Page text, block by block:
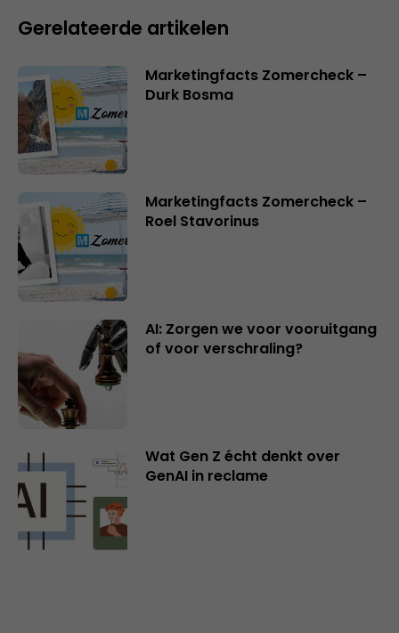
Gerelateerde artikelen
Marketingfacts Zomercheck –
Durk Bosma
Marketingfacts Zomercheck –
Roel Stavorinus
AI: Zorgen we voor vooruitgang
of voor verschraling?
Wat Gen Z écht denkt over
GenAI in reclame